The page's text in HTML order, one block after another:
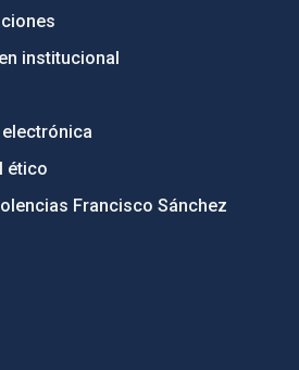
institucional
electrónica
ético
Francisco Sánchez